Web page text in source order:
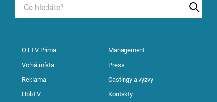
O FTV Prima Management
Volná místa Press
Reklama Castingy a výzvy
HbbTV Kontakty